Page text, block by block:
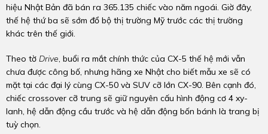
hiệu Nhật Bản đã bán ra 365.135 chiếc vào năm ngoái. Giờ đây,
thế hệ thứ ba sẽ sớm đổ bộ thị trường Mỹ trước các thị trường
khác trên thế giới.
Theo tờ Drive, buổi ra mắt chính thức của CX-5 thế hệ mới vẫn
chưa được công bố, nhưng hãng xe Nhật cho biết mẫu xe sẽ có
mặt tại các đại lý cùng CX-50 và SUV cỡ lớn CX-90. Bên cạnh đó,
chiếc crossover cỡ trung sẽ giữ nguyên cấu hình động cơ 4 xy-
lanh, hệ dẫn động cầu trước và hệ dẫn động bốn bánh là trang bị
tuỳ chọn.